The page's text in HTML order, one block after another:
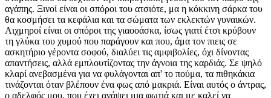
αγάπης. Ξινοί είναι οι σπόροι του ατσιότε, μα η κόκκινη σάρκα του
θα κοσμήσει τα κεφάλια και τα σώματα των εκλεκτών γυναικών.
Αιχμηροί είναι οι σπόροι της γιαοοάσκα, ίσως γιατί έτσι κρύβουν
τη γλύκα του χυμού που παράγουν και που, άμα τον πιεις σε
ασκητήριο γέροντα σοφού, διαλύει τις αμφιβολίες, όχι δίνοντας
απαντήσεις, αλλά εμπλουτίζοντας την άγνοια της καρδιάς. Σε ψηλό
κλαρί ανεβασμένα για να φυλάγονται απ' το πούμα, τα πιθηκάκια
τινάζονται όταν βλέπουν ένα φως από μακριά. Είναι αυτός ο άντρας,
ο αδελφός μου, που έχει ανάψει μια φωτιά και με καλεί να